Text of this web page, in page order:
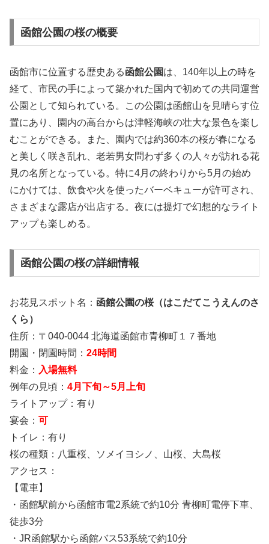
函館公園の桜の概要
函館市に位置する歴史ある函館公園は、140年以上の時を
経て、市民の手によって築かれた国内で初めての共同運営
公園として知られている。この公園は函館山を見晴らす位
置にあり、園内の高台からは津軽海峡の壮大な景色を楽し
むことができる。また、園内では約360本の桜が春になる
と美しく咲き乱れ、老若男女問わず多くの人々が訪れる花
見の名所となっている。特に4月の終わりから5月の始め
にかけては、飲食や火を使ったバーベキューが許可され、
さまざまな露店が出店する。夜には提灯で幻想的なライト
アップも楽しめる。
函館公園の桜の詳細情報
お花見スポット名： 函館公園の桜（はこだてこうえんのさ
くら）
住所：〒040-0044 北海道函館市青柳町１７番地
開園・閉園時間： 24時間
料金： 入場無料
例年の見頃： 4月下旬～5月上旬
ライトアップ：有り
宴会： 可
トイレ：有り
桜の種類：八重桜、ソメイヨシノ、山桜、大島桜
アクセス：
【電車】
・函館駅前から函館市電2系統で約10分 青柳町電停下車、
徒歩3分
・JR函館駅から函館バス53系統で約10分